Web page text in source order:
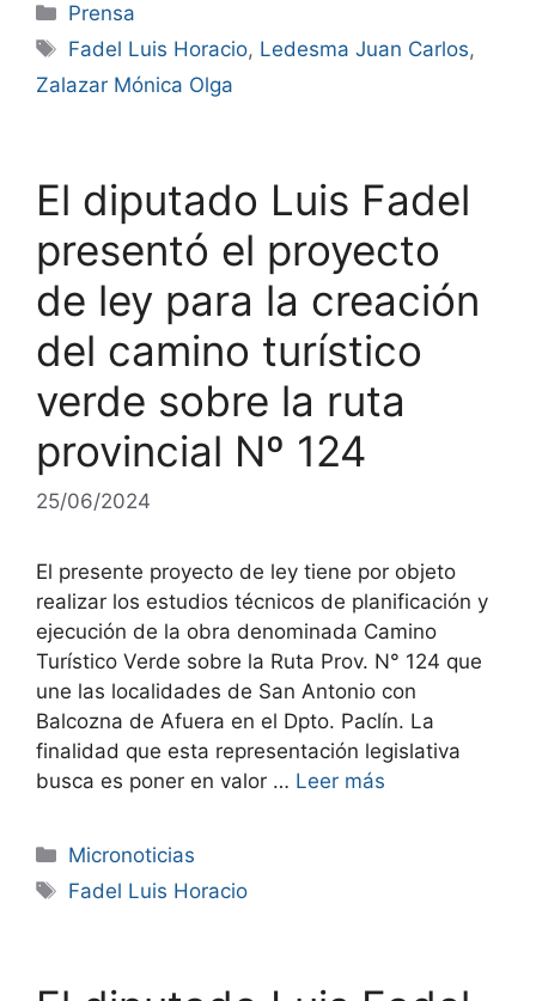
Prensa
Fadel Luis Horacio, Ledesma Juan Carlos,
Zalazar Mónica Olga
El diputado Luis Fadel
presentó el proyecto
de ley para la creación
del camino turístico
verde sobre la ruta
provincial Nº 124
25/06/2024
El presente proyecto de ley tiene por objeto
realizar los estudios técnicos de planificación y
ejecución de la obra denominada Camino
Turístico Verde sobre la Ruta Prov. N° 124 que
une las localidades de San Antonio con
Balcozna de Afuera en el Dpto. Paclín. La
finalidad que esta representación legislativa
busca es poner en valor … Leer más
Micronoticias
Fadel Luis Horacio